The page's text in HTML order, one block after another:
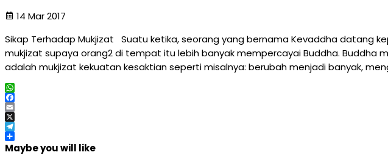
14 Mar 2017
Sikap Terhadap Mukjizat Suatu ketika, seorang yang bernama Kevaddha datang
mukjizat supaya orang2 di tempat itu lebih banyak mempercayai Buddha.
adalah mukjizat kekuatan kesaktian seperti misalnya: berubah menjadi banyak,
WhatsApp
Facebook
Email
X
Telegram
Share
Maybe you will like